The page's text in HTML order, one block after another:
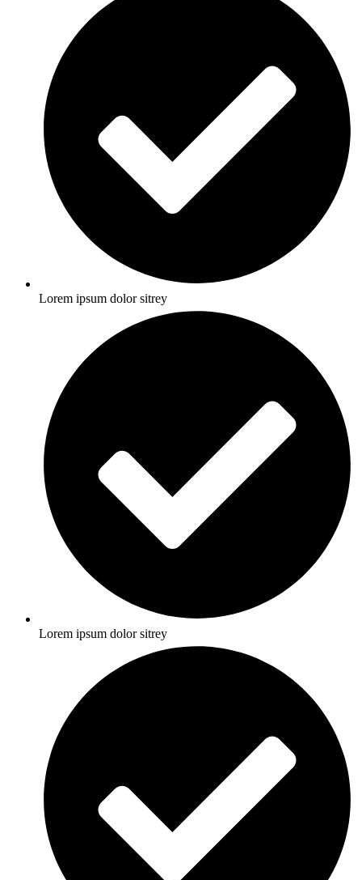
Lorem ipsum dolor sitrey
Lorem ipsum dolor sitrey